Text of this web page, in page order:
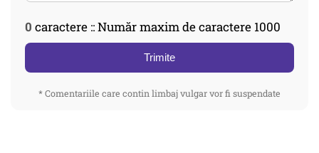
0 caractere :: Număr maxim de caractere 1000
Trimite
* Comentariile care contin limbaj vulgar vor fi suspendate